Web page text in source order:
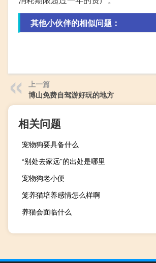
其他小伙伴的相似问题：
上一篇
博山免费自驾游好玩的地方
相关问题
宠物狗要具备什么
“别处去家远”的出处是哪里
宠物狗老小便
笼养猫培养感情怎么样啊
养猫会面临什么